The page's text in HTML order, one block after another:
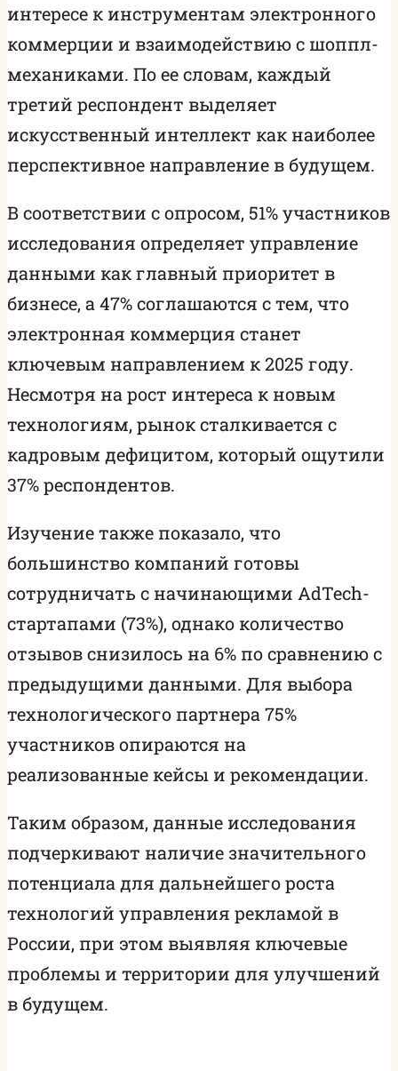
интересе к инструментам электронного
коммерции и взаимодействию с шоппл-
механиками. По ее словам, каждый
третий респондент выделяет
искусственный интеллект как наиболее
перспективное направление в будущем.
В соответствии с опросом, 51% участников
исследования определяет управление
данными как главный приоритет в
бизнесе, а 47% соглашаются с тем, что
электронная коммерция станет
ключевым направлением к 2025 году.
Несмотря на рост интереса к новым
технологиям, рынок сталкивается с
кадровым дефицитом, который ощутили
37% респондентов.
Изучение также показало, что
большинство компаний готовы
сотрудничать с начинающими AdTech-
стартапами (73%), однако количество
отзывов снизилось на 6% по сравнению с
предыдущими данными. Для выбора
технологического партнера 75%
участников опираются на
реализованные кейсы и рекомендации.
Таким образом, данные исследования
подчеркивают наличие значительного
потенциала для дальнейшего роста
технологий управления рекламой в
России, при этом выявляя ключевые
проблемы и территории для улучшений
в будущем.